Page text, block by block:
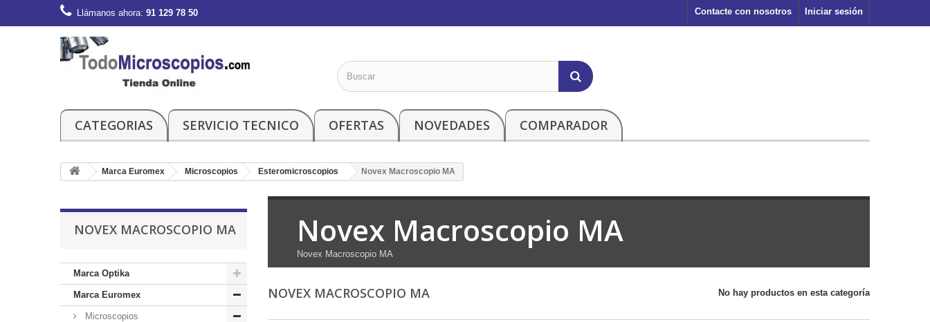
Iniciar sesión
Contacte con nosotros
Llámanos ahora: 91 129 78 50
CATEGORIAS SERVICIO TECNICO OFERTAS NOVEDADES COMPARADOR
Marca Euromex Microscopios Esteromicroscopios Novex Macroscopio MA
NOVEX MACROSCOPIO MA
Marca Optika
Marca Euromex
Microscopios
Novex Macroscopio MA
Novex Macroscopio MA
NOVEX MACROSCOPIO MA No hay productos en esta categoría